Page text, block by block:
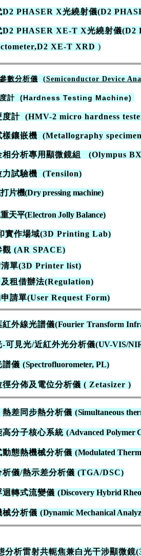
D2 PHASER X光繞射儀(D2
D2 PHASER XE-T X光繞射儀(D2
XE-T XRD )
數分析儀 (Semiconductor Device
計 (Hardness Testing Machine)
度計 (HMV-2 micro hardness
樣鑲嵌機 (Metallography specimen
相分析專用顯微鏡組 (Olympus
力試驗機 (Tensilon)
片機(Dry pressing machine)
天平(Electron Jolly Balance)
實作場域(3D Printing Lab)
觀 (AR SPACE)
清單(3D Printer list)
租借辦法(Regulation)
請單(User Request Form)
紅外線光譜儀(Fourier Transform
-可見光/近紅外光分析儀(UV-VIS/
譜儀 (Spectrofluorometer, PL)
徑分佈及電位分析儀 ( Zetasizer )
熱差同步熱分析儀 (Simultaneous
高分子核心系統 (Advanced Polymer
動態熱機械分析儀 (Modulated
析儀/熱示差分析儀 (TGA/DSC)
迴轉式流變儀 (Discovery Hybrid
械分析儀 (Dynamic Mechanical
分析雷射共軛焦兼白光干涉顯微鏡(